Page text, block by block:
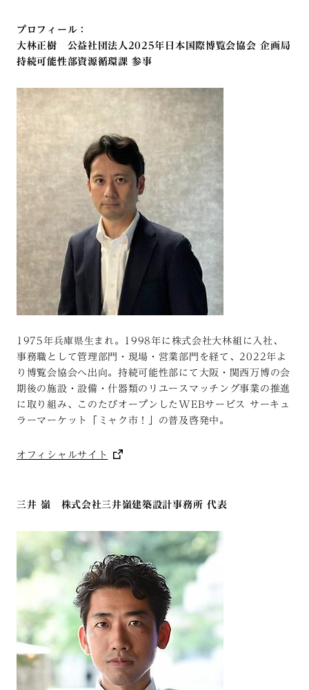
プロフィール：
大林正樹 公益社団法人2025年日本国際博覧会協会 企画局
持続可能性部資源循環課 参事
1975年兵庫県生まれ。1998年に株式会社大林組に入社、
事務職として管理部門・現場・営業部門を経て、2022年よ
り博覧会協会へ出向。持続可能性部にて大阪・関西万博の会
期後の施設・設備・什器類のリユースマッチング事業の推進
に取り組み、このたびオープンしたWEBサービス サーキュ
ラーマーケット「ミャク市！」の普及啓発中。
オフィシャルサイト
三井 嶺 株式会社三井嶺建築設計事務所 代表